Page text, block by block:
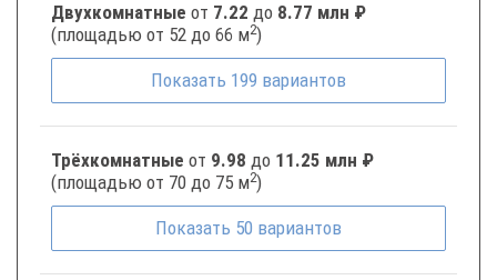
Двухкомнатные от 7.22 до 8.77 млн ₽
(площадью от 52 до 66 м2)
Показать 199 вариантов
Трёхкомнатные от 9.98 до 11.25 млн ₽
(площадью от 70 до 75 м2)
Показать 50 вариантов